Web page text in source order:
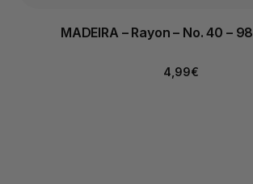
MADEIRA – Rayon – No. 40 –
4,99€